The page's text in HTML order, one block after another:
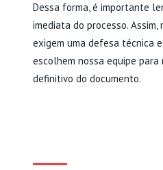
Dessa forma, é importante
imediata do processo.
exigem uma defesa técnica
escolhem nossa equipe para
definitivo do documento.